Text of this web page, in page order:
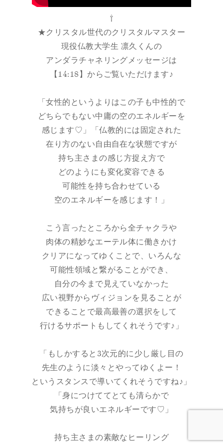
⇧
★クリスタル世代のクリスタルマスター
現役仏教大学生 凛久くんの
アンダラチャネリングメッセージは
【14:18】からご覧いただけます♪
「女性的というよりはこの子も中性的で
どちらでもない中庸の空のエネルギーを
感じます♡」「仏教的には固定された
在り方のない自由自在な状態ですが
持ち主さまの感じ方捉え方で
どのようにも変化変容できる
可能性を持ち合わせている
空のエネルギーを感じます！」
こう言ったところから全チャクラや
肉体の精妙なエーテル体に働きかけ
クリアになってゆくことで、いろんな
可能性領域と繋がることができ、
自分の今まで見えていなかった
広い視野からヴィジョンを見ることが
できることで最高最善の選択をして
行けるサポートもしてくれそうです♪」
「もしかすると3次元的に少し厳し目の
先生のように淡々とやってゆくよー！
というスタンスで導いてくれそうですね♪」
「身につけててとても清らかで
気持ちが良いエネルギーです♡」
持ち主さまの素敵なヒーリング